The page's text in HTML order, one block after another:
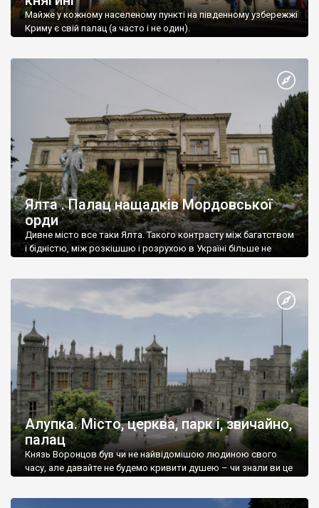
Майже у кожному населеному пункті на південному узбережжі
Криму є свій палац (а часто і не один).
Ялта . Палац нащадків Мордовської
орди
Дивне місто все таки Ялта. Такого контрасту між багатством
і бідністю, між розкішшю і розрухою в Україні більше не
Алупка. Місто, церква, парк і, звичайно,
палац
Князь Воронцов був чи не найвідомішою людиною свого
часу, але давайте не будемо кривити душею – чи знали ви це